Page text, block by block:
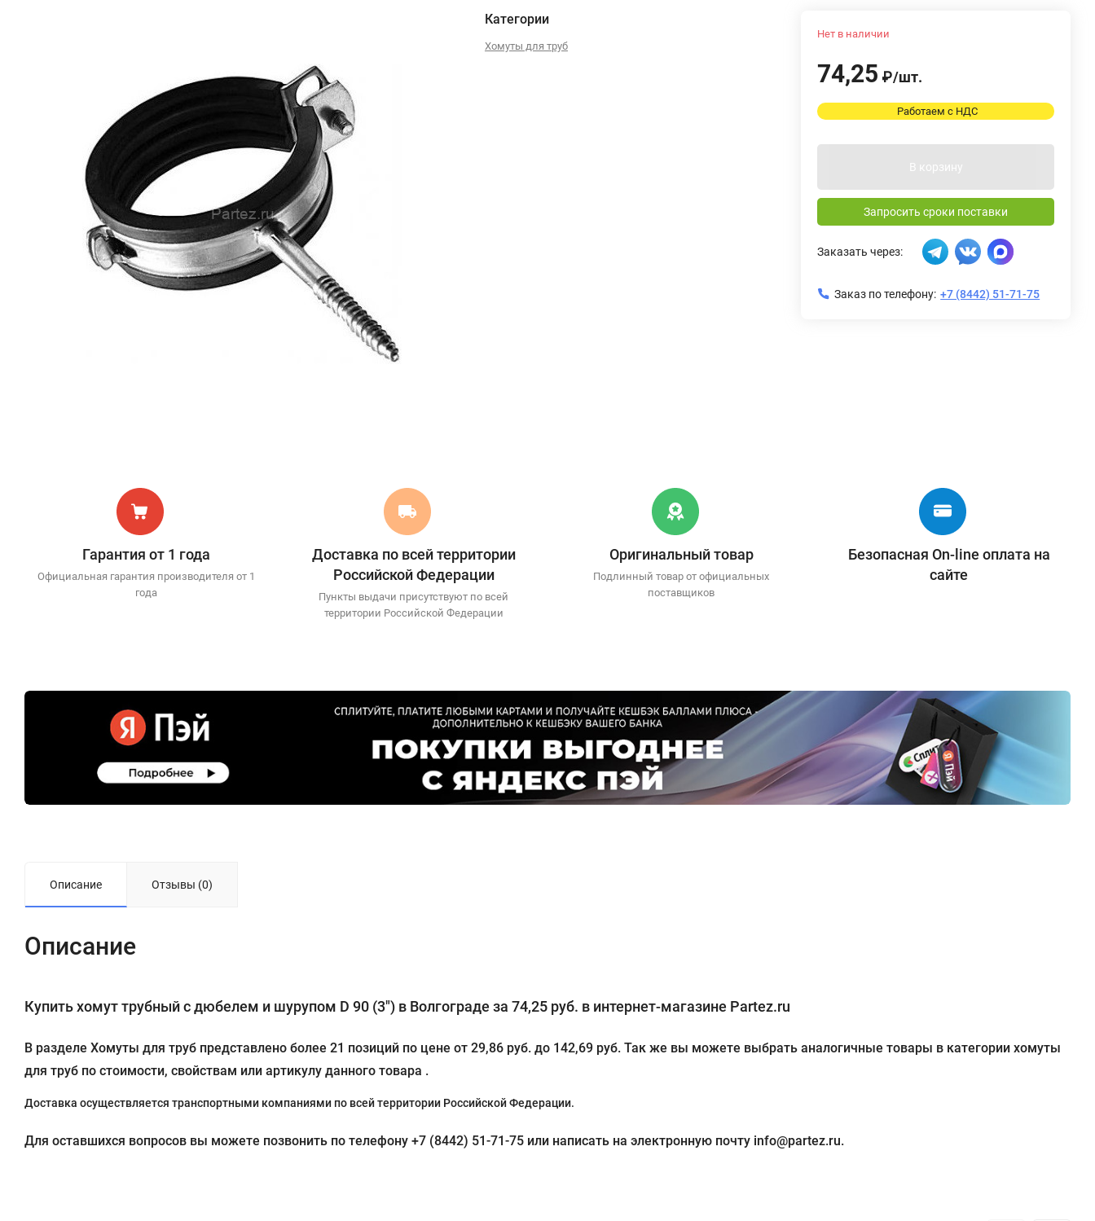
Категории
Хомуты для труб
Нет в наличии
74,25 ₽/шт.
Работаем с НДС
В корзину
Запросить сроки поставки
Заказать через:
Заказ по телефону: +7 (8442) 51-71-75
Гарантия от 1 года
Официальная гарантия производителя от 1
года
Доставка по всей территории
Российской Федерации
Пункты выдачи присутствуют по всей
территории Российской Федерации
Оригинальный товар
Подлинный товар от официальных
поставщиков
Безопасная On-line оплата на
сайте
Описание Отзывы (0)
Описание
Купить хомут трубный с дюбелем и шурупом D 90 (3") в Волгограде за 74,25 руб. в интернет-магазине Partez.ru
В разделе Хомуты для труб представлено более 21 позиций по цене от 29,86 руб. до 142,69 руб. Так же вы можете выбрать аналогичные товары в категории хомуты
для труб по стоимости, свойствам или артикулу данного товара .
Доставка осуществляется транспортными компаниями по всей территории Российской Федерации.
Для оставшихся вопросов вы можете позвонить по телефону +7 (8442) 51-71-75 или написать на электронную почту info@partez.ru.